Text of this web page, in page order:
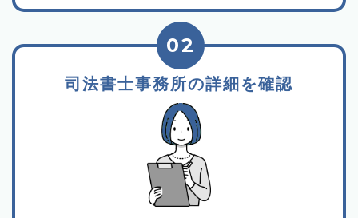
司法書士事務所の詳細を確認
02